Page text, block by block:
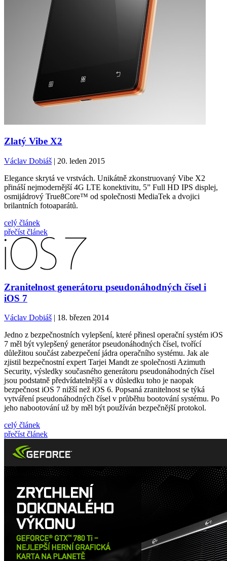
Zlatý Vibe X2
Václav Dobiáš | 20. leden 2015
Elegance skrytá ve vrstvách. Unikátně zkonstruovaný Vibe X2
přináší nejmodernější 4G LTE konektivitu, 5” Full HD IPS displej,
osmijádrový True8Core™ od společnosti MediaTek a dvojici
brilantních fotoaparátů.
celý článek
přečíst článek
Zranitelnost generátoru pseudonáhodných čísel i
iOS 7
Václav Dobiáš | 18. březen 2014
Jedno z bezpečnostních vylepšení, které přinesl operační systém iOS
7 měl být vylepšený generátor pseudonáhodných čísel, tvořící
důležitou součást zabezpečení jádra operačního systému. Jak ale
zjistil bezpečnostní expert Tarjei Mandt ze společnosti Azimuth
Security, výsledky současného generátoru pseudonáhodných čísel
jsou podstatně předvídatelnější a v důsledku toho je naopak
bezpečnost iOS 7 nižší než iOS 6. Popsaná zranitelnost se týká
vytváření pseudonáhodných čísel v průběhu bootování systému. Po
jeho nabootování už by měl být používán bezpečnější protokol.
celý článek
přečíst článek